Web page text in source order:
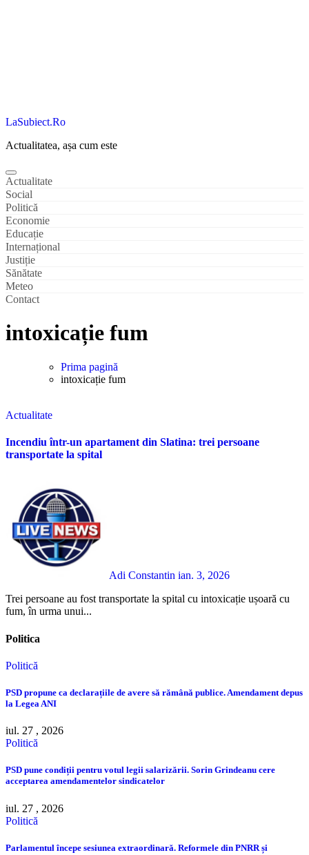
LaSubiect.Ro
Actualitatea, așa cum este
Actualitate
Social
Politică
Economie
Educație
Internațional
Justiție
Sănătate
Meteo
Contact
intoxicație fum
Prima pagină
intoxicație fum
Actualitate
Incendiu într-un apartament din Slatina: trei persoane
transportate la spital
Adi Constantin ian. 3, 2026
Trei persoane au fost transportate la spital cu intoxicație ușoară cu
fum, în urma unui...
Politica
Politică
PSD propune ca declarațiile de avere să rămână publice. Amendament depus
la Legea ANI
iul. 27 , 2026
Politică
PSD pune condiții pentru votul legii salarizării. Sorin Grindeanu cere
acceptarea amendamentelor sindicatelor
iul. 27 , 2026
Politică
Parlamentul începe sesiunea extraordinară. Reformele din PNRR și